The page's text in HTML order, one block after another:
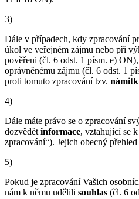
3)
Dále v případech, kdy zpracování
úkol ve veřejném zájmu nebo při
pověřeni (čl. 6 odst. 1 písm. e)
oprávněnému zájmu (čl. 6 odst. 1
proti tomuto zpracování tzv.
4)
Dále máte právo se o zpracování
dozvědět informace, vztahující se
zpracování“). Jejich obecný
5)
Pokud je zpracování Vašich
nám k němu udělili souhlas (čl. 6